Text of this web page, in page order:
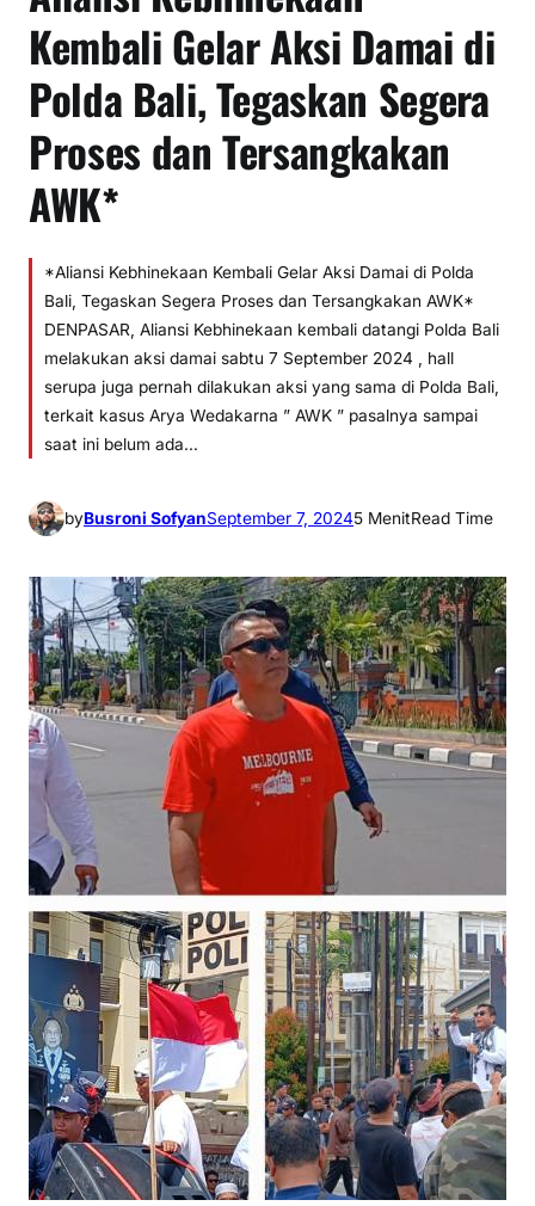
Kembali Gelar Aksi Damai di
Polda Bali, Tegaskan Segera
Proses dan Tersangkakan
AWK*
*Aliansi Kebhinekaan Kembali Gelar Aksi Damai di Polda
Bali, Tegaskan Segera Proses dan Tersangkakan AWK*
DENPASAR, Aliansi Kebhinekaan kembali datangi Polda Bali
melakukan aksi damai sabtu 7 September 2024 , hall
serupa juga pernah dilakukan aksi yang sama di Polda Bali,
terkait kasus Arya Wedakarna ” AWK ” pasalnya sampai
saat ini belum ada…
byBusroni SofyanSeptember 7, 20245 MenitRead Time